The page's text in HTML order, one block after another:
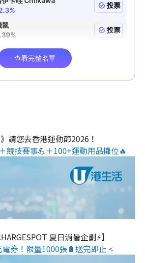
》請您去香港運動節2026！
競技賽事💪＋100+運動用品攤位🔥
夏日消暑企劃⚡】
電券！限量1000張🔋送完即止 <